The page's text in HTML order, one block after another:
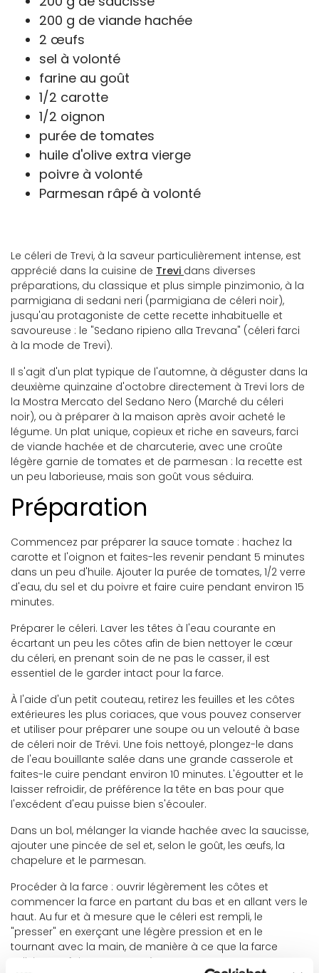
Le céleri de Trevi, à la saveur particulièrement intense, est
apprécié dans la cuisine de Trevi dans diverses
préparations, du classique et plus simple pinzimonio, à la
parmigiana di sedani neri (parmigiana de céleri noir),
jusqu'au protagoniste de cette recette inhabituelle et
savoureuse : le "Sedano ripieno alla Trevana" (céleri farci
à la mode de Trevi).
Il s'agit d'un plat typique de l'automne, à déguster dans la
deuxième quinzaine d'octobre directement à Trevi lors de
la Mostra Mercato del Sedano Nero (Marché du céleri
noir), ou à préparer à la maison après avoir acheté le
légume. Un plat unique, copieux et riche en saveurs, farci
de viande hachée et de charcuterie, avec une croûte
légère garnie de tomates et de parmesan : la recette est
un peu laborieuse, mais son goût vous séduira.
Préparation
Commencez par préparer la sauce tomate : hachez la
carotte et l'oignon et faites-les revenir pendant 5 minutes
dans un peu d'huile. Ajouter la purée de tomates, 1/2 verre
d'eau, du sel et du poivre et faire cuire pendant environ 15
minutes.
Préparer le céleri. Laver les têtes à l'eau courante en
écartant un peu les côtes afin de bien nettoyer le cœur
du céleri, en prenant soin de ne pas le casser, il est
essentiel de le garder intact pour la farce.
À l'aide d'un petit couteau, retirez les feuilles et les côtes
extérieures les plus coriaces, que vous pouvez conserver
et utiliser pour préparer une soupe ou un velouté à base
de céleri noir de Trévi. Une fois nettoyé, plongez-le dans
de l'eau bouillante salée dans une grande casserole et
faites-le cuire pendant environ 10 minutes. L'égoutter et le
laisser refroidir, de préférence la tête en bas pour que
l'excédent d'eau puisse bien s'écouler.
Dans un bol, mélanger la viande hachée avec la saucisse,
ajouter une pincée de sel et, selon le goût, les œufs, la
chapelure et le parmesan.
Procéder à la farce : ouvrir légèrement les côtes et
commencer la farce en partant du bas et en allant vers le
haut. Au fur et à mesure que le céleri est rempli, le
"presser" en exerçant une légère pression et en le
tournant avec la main, de manière à ce que la farce
adhère parfaitement aux côtes.
200 g de viande hachée
2 œufs
sel à volonté
farine au goût
1/2 carotte
1/2 oignon
purée de tomates
huile d'olive extra vierge
poivre à volonté
Parmesan râpé à volonté